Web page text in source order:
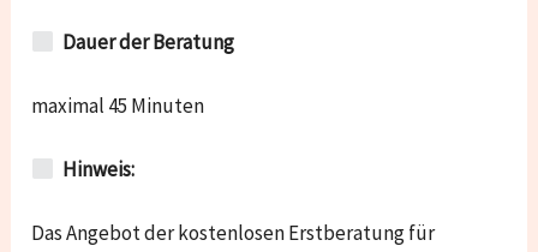
Dauer der Beratung
maximal 45 Minuten
Hinweis:
Das Angebot der kostenlosen Erstberatung für